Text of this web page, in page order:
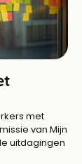
met
van Mijn
uitdagingen